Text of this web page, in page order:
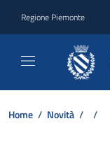
Regione Piemonte
Home / Novità / /